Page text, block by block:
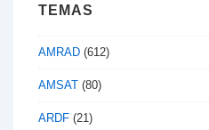
TEMAS
AMRAD (612)
AMSAT (80)
ARDF (21)